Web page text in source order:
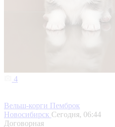
4
Вельш-корги Пемброк
Новосибирск Сегодня, 06:44
Договорная